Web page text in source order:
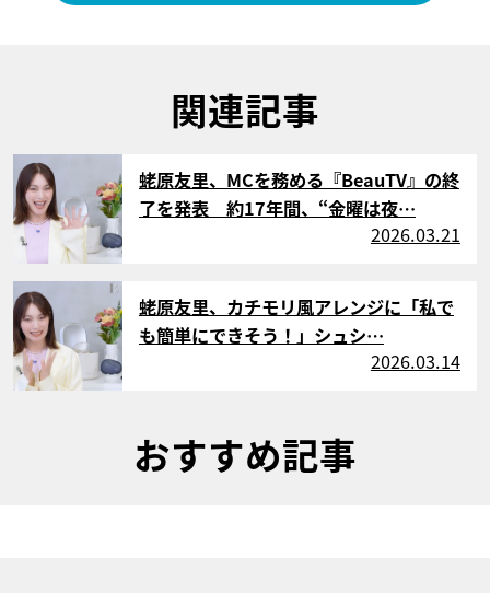
関連記事
サムネイル
蛯原友里、MCを務める『BeauTV』の終
了を発表 約17年間、“金曜は夜…
2026.03.21
蛯原友里、カチモリ風アレンジに「私で
も簡単にできそう！」シュシ…
2026.03.14
おすすめ記事